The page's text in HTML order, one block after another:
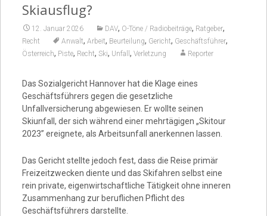
Skiausflug?
12. Januar 2026 DAV, O-Töne / Radiobeiträge, Ratgeber,
Recht Anwalt, Arbeit, Beurteilung, Gericht, Geschäftsführer,
Österreich, Piste, Recht, Ski, Unfall , Verletzung Reporter
Das Sozialgericht Hannover hat die Klage eines
Geschäftsführers gegen die gesetzliche
Unfallversicherung abgewiesen. Er wollte seinen
Skiunfall, der sich während einer mehrtägigen „Skitour
2023” ereignete, als Arbeitsunfall anerkennen lassen.
Das Gericht stellte jedoch fest, dass die Reise primär
Freizeitzwecken diente und das Skifahren selbst eine
rein private, eigenwirtschaftliche Tätigkeit ohne inneren
Zusammenhang zur beruflichen Pflicht des
Geschäftsführers darstellte.